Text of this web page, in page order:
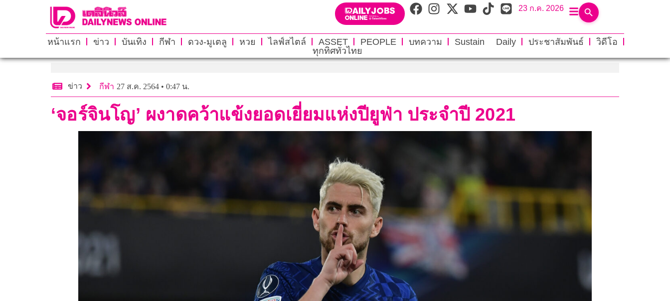
23 ก.ค. 2026
หน้าแรก ข่าว บันเทิง กีฬา ดวง-มูเตลู หวย ไลฟ์สไตล์ ASSET PEOPLE บทความ Sustain Daily ประชาสัมพันธ์
วิดีโอ
ทุกทิศทั่วไทย
ข่าว กีฬา 27 ส.ค. 2564 • 0:47 น.
‘จอร์จินโญ’ ผงาดคว้าแข้งยอดเยี่ยมแห่งปียูฟ่า ประจำปี 2021